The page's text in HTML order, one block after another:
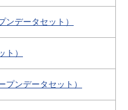
データセット）
ト）
ンデータセット）